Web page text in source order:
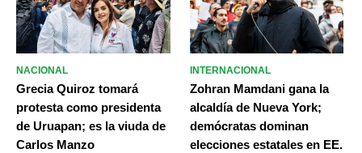
NACIONAL
Grecia Quiroz tomará
protesta como presidenta
de Uruapan; es la viuda de
Carlos Manzo
INTERNACIONAL
Zohran Mamdani gana la
alcaldía de Nueva York;
demócratas dominan
elecciones estatales en EE.